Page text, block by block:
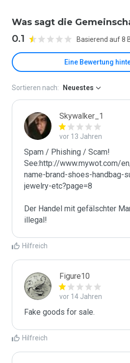
Was sagt die
0.1 Basierend auf 8
Eine Bewertung
Sortieren nach: Neuestes
Skywalker_1
vor 13 Jahren
Spam / Phishing / Scam!
See:http://www.mywot.com/
name-brand-shoes-handbag-
jewelry-etc?page=8
Der Handel mit gefälschter
illegal!
Hilfreich
Figure10
vor 14 Jahren
Fake goods for sale.
Hilfreich